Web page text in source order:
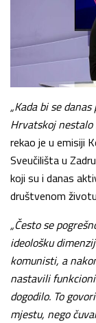
„Kada bi se
Hrvatskoj nestalo
rekao je u emisiji
Sveučilišta u
koji su i danas
društvenom
„Često se
ideološku
komunisti, a
nastavili
dogodilo. To
mjestu, nego